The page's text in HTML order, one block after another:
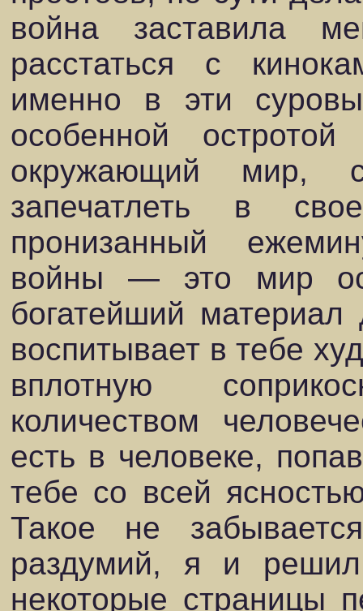
война заставила
расстаться с
именно в эти
особенной
окружающий мир,
запечатлеть в
пронизанный
войны — это мир
богатейший
воспитывает в тебе
вплотную
количеством
есть в человеке,
тебе со всей
Такое не
раздумий, я и
некоторые страницы